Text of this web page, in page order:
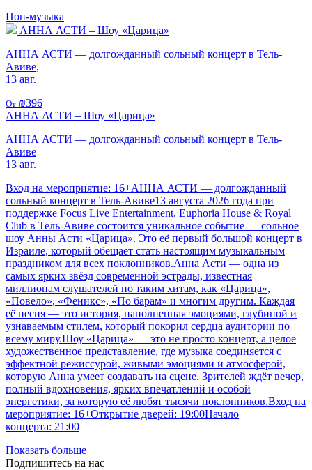
Поп-музыка
АННА АСТИ – Шоу «Царица»
АННА АСТИ — долгожданный сольный концерт в Тель-
Авиве,
13 авг.
От ₪396
АННА АСТИ – Шоу «Царица»
АННА АСТИ — долгожданный сольный концерт в Тель-
Авиве
13 авг.
Вход на мероприятие: 16+АННА АСТИ — долгожданный
сольный концерт в Тель-Авиве13 августа 2026 года при
поддержке Focus Live Entertainment, Euphoria House & Royal
Club в Тель-Авиве состоится уникальное событие — сольное
шоу Анны Асти «Царица». Это её первый большой концерт в
Израиле, который обещает стать настоящим музыкальным
праздником для всех поклонников.Анна Асти — одна из
самых ярких звёзд современной эстрады, известная
миллионам слушателей по таким хитам, как «Царица»,
«Повело», «Феникс», «По барам» и многим другим. Каждая
её песня — это история, наполненная эмоциями, глубиной и
узнаваемым стилем, который покорил сердца аудитории по
всему миру.Шоу «Царица» — это не просто концерт, а целое
художественное представление, где музыка соединяется с
эффектной режиссурой, живыми эмоциями и атмосферой,
которую Анна умеет создавать на сцене. Зрителей ждёт вечер,
полный вдохновения, ярких впечатлений и особой
энергетики, за которую её любят тысячи поклонников.Вход на
мероприятие: 16+Открытие дверей: 19:00Начало
концерта: 21:00
Показать больше
Подпишитесь на нас